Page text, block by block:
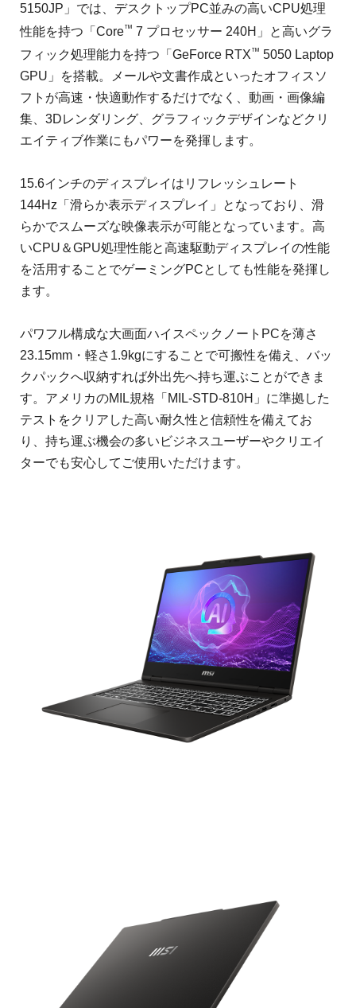
5150JP」では、デスクトップPC並みの高いCPU処理
性能を持つ「Core™ 7 プロセッサー 240H」と高いグラ
フィック処理能力を持つ「GeForce RTX™ 5050 Laptop
GPU」を搭載。メールや文書作成といったオフィスソ
フトが高速・快適動作するだけでなく、動画・画像編
集、3Dレンダリング、グラフィックデザインなどクリ
エイティブ作業にもパワーを発揮します。
15.6インチのディスプレイはリフレッシュレート
144Hz「滑らか表示ディスプレイ」となっており、滑
らかでスムーズな映像表示が可能となっています。高
いCPU＆GPU処理性能と高速駆動ディスプレイの性能
を活用することでゲーミングPCとしても性能を発揮し
ます。
パワフル構成な大画面ハイスペックノートPCを薄さ
23.15mm・軽さ1.9kgにすることで可搬性を備え、バッ
クパックへ収納すれば外出先へ持ち運ぶことができま
す。アメリカのMIL規格「MIL-STD-810H」に準拠した
テストをクリアした高い耐久性と信頼性を備えてお
り、持ち運ぶ機会の多いビジネスユーザーやクリエイ
ターでも安心してご使用いただけます。